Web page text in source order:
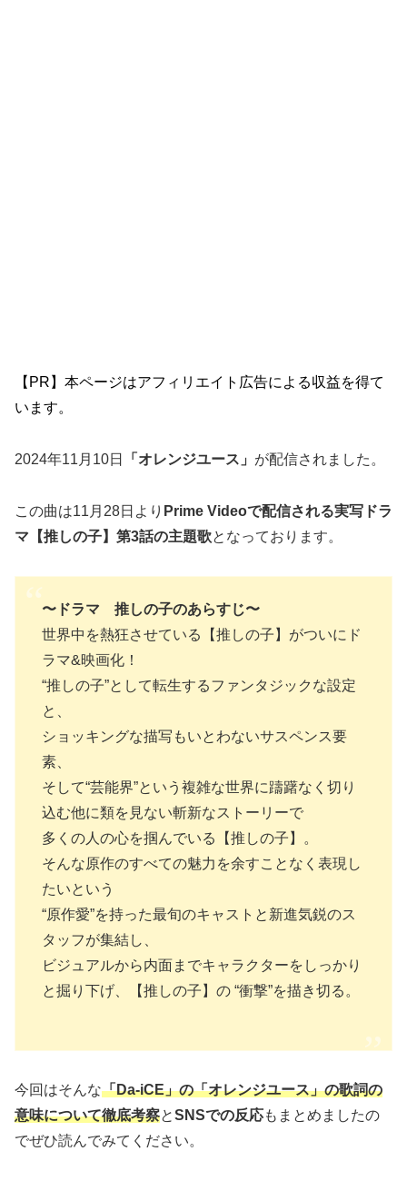
【PR】本ページはアフィリエイト広告による収益を得て
います。
2024年11月10日 「オレンジユース」 が配信されました。
この曲は11月28日より Prime Videoで配信される実写ドラ
マ【推しの子】第3話の主題歌となっております。
〜ドラマ 推しの子のあらすじ〜
世界中を熱狂させている【推しの子】がついにド
ラマ&映画化！
“推しの子”として転生するファンタジックな設定
と、
ショッキングな描写もいとわないサスペンス要
素、
そして“芸能界”という複雑な世界に躊躇なく切り
込む他に類を見ない斬新なストーリーで
多くの人の心を掴んでいる【推しの子】。
そんな原作のすべての魅力を余すことなく表現し
たいという
“原作愛”を持った最旬のキャストと新進気鋭のス
タッフが集結し、
ビジュアルから内面までキャラクターをしっかり
と掘り下げ、【推しの子】の “衝撃”を描き切る。
今回はそんな「Da-iCE」の「オレンジユース」の歌詞の
意味について徹底考察とSNSでの反応もまとめましたの
でぜひ読んでみてください。